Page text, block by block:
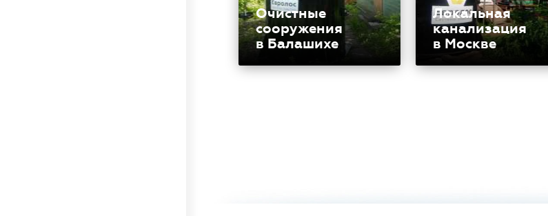
Очистные
сооружения
в Балашихе
Локальная
канализация
в Москве